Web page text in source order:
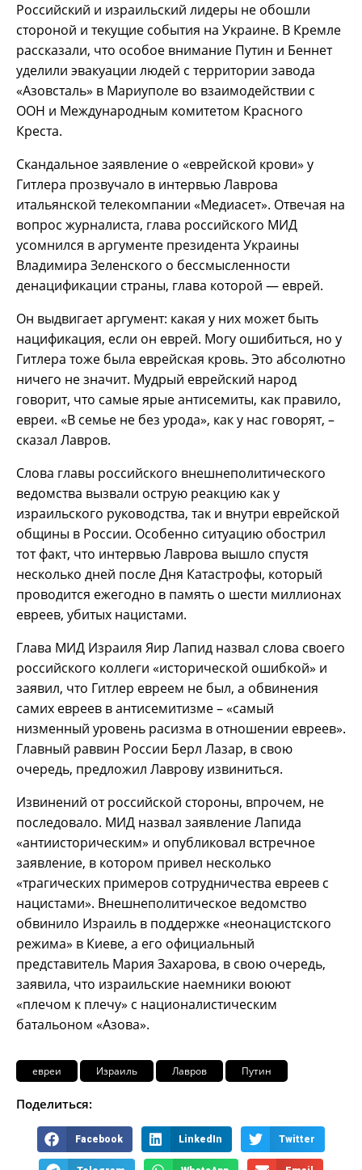
Российский и израильский лидеры не обошли
стороной и текущие события на Украине. В Кремле
рассказали, что особое внимание Путин и Беннет
уделили эвакуации людей с территории завода
«Азовсталь» в Мариуполе во взаимодействии с
ООН и Международным комитетом Красного
Креста.
Скандальное заявление о «еврейской крови» у
Гитлера прозвучало в интервью Лаврова
итальянской телекомпании «Медиасет». Отвечая на
вопрос журналиста, глава российского МИД
усомнился в аргументе президента Украины
Владимира Зеленского о бессмысленности
денацификации страны, глава которой — еврей.
Он выдвигает аргумент: какая у них может быть
нацификация, если он еврей. Могу ошибиться, но у
Гитлера тоже была еврейская кровь. Это абсолютно
ничего не значит. Мудрый еврейский народ
говорит, что самые ярые антисемиты, как правило,
евреи. «В семье не без урода», как у нас говорят, –
сказал Лавров.
Слова главы российского внешнеполитического
ведомства вызвали острую реакцию как у
израильского руководства, так и внутри еврейской
общины в России. Особенно ситуацию обострил
тот факт, что интервью Лаврова вышло спустя
несколько дней после Дня Катастрофы, который
проводится ежегодно в память о шести миллионах
евреев, убитых нацистами.
Глава МИД Израиля Яир Лапид назвал слова своего
российского коллеги «исторической ошибкой» и
заявил, что Гитлер евреем не был, а обвинения
самих евреев в антисемитизме – «самый
низменный уровень расизма в отношении евреев».
Главный раввин России Берл Лазар, в свою
очередь, предложил Лаврову извиниться.
Извинений от российской стороны, впрочем, не
последовало. МИД назвал заявление Лапида
«антиисторическим» и опубликовал встречное
заявление, в котором привел несколько
«трагических примеров сотрудничества евреев с
нацистами». Внешнеполитическое ведомство
обвинило Израиль в поддержке «неонацистского
режима» в Киеве, а его официальный
представитель Мария Захарова, в свою очередь,
заявила, что израильские наемники воюют
«плечом к плечу» с националистическим
батальоном «Азова».
евреи Израиль Лавров Путин
Поделиться:
Facebook LinkedIn Twitter